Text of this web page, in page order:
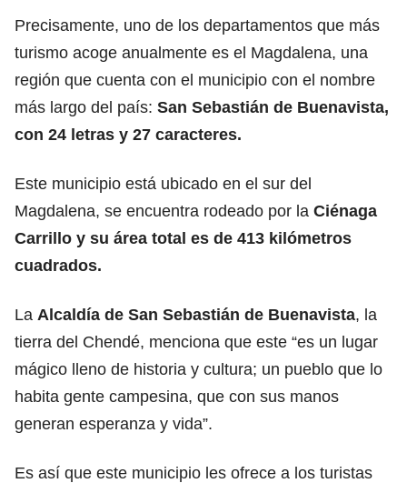
Precisamente, uno de los departamentos que más
turismo acoge anualmente es el Magdalena, una
región que cuenta con el municipio con el nombre
más largo del país: San Sebastián de Buenavista,
con 24 letras y 27 caracteres.
Este municipio está ubicado en el sur del
Magdalena, se encuentra rodeado por la Ciénaga
Carrillo y su área total es de 413 kilómetros
cuadrados.
La Alcaldía de San Sebastián de Buenavista, la
tierra del Chendé, menciona que este “es un lugar
mágico lleno de historia y cultura; un pueblo que lo
habita gente campesina, que con sus manos
generan esperanza y vida”.
Es así que este municipio les ofrece a los turistas